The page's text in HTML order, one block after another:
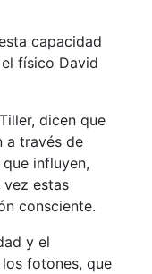
capacidad
físico David
dicen que
a través de
influyen,
vez estas
consciente.
y el
fotones, que